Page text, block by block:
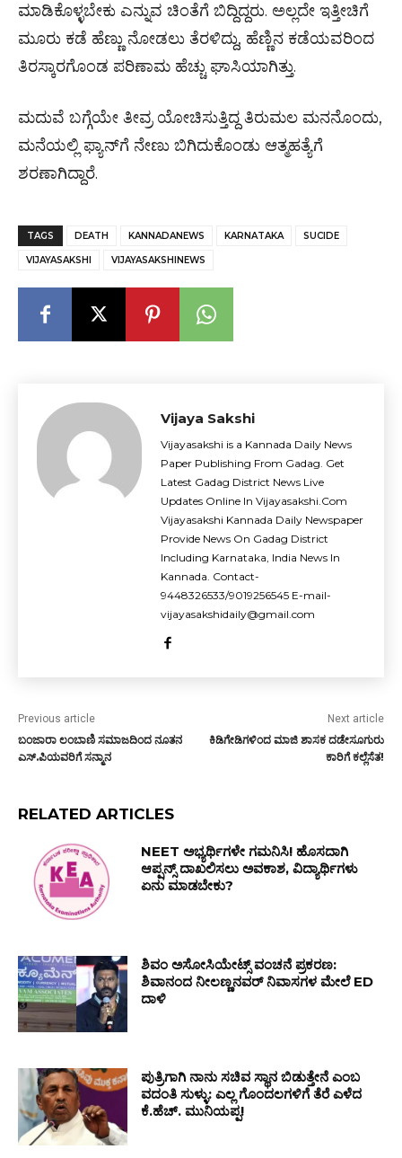
ಮಾಡಿಕೊಳ್ಳಬೇಕು ಎನ್ನುವ ಚಿಂತೆಗೆ ಬಿದ್ದಿದ್ದರು. ಅಲ್ಲದೇ ಇತ್ತೀಚಿಗೆ
ಮೂರು ಕಡೆ ಹೆಣ್ಣು ನೋಡಲು ತೆರಳಿದ್ದು, ಹೆಣ್ಣಿನ ಕಡೆಯವರಿಂದ
ತಿರಸ್ಕಾರಗೊಂಡ ಪರಿಣಾಮ ಹೆಚ್ಚು ಘಾಸಿಯಾಗಿತ್ತು.
ಮದುವೆ ಬಗ್ಗೆಯೇ ತೀವ್ರ ಯೋಚಿಸುತ್ತಿದ್ದ ತಿರುಮಲ ಮನನೊಂದು,
ಮನೆಯಲ್ಲಿ ಫ್ಯಾನ್‌ಗೆ ನೇಣು ಬಿಗಿದುಕೊಂಡು ಆತ್ಮಹತ್ಯೆಗೆ
ಶರಣಾಗಿದ್ದಾರೆ.
TAGS DEATH KANNADANEWS KARNATAKA SUCIDE
VIJAYASAKSHI VIJAYASAKSHINEWS
Vijaya Sakshi
Vijayasakshi is a Kannada Daily News
Paper Publishing From Gadag. Get
Latest Gadag District News Live
Updates Online In Vijayasakshi.Com
Vijayasakshi Kannada Daily Newspaper
Provide News On Gadag District
Including Karnataka, India News In
Kannada. Contact-
9448326533/9019256545 E-mail-
vijayasakshidaily@gmail.com
Previous article
ಬಂಜಾರಾ ಲಂಬಾಣಿ ಸಮಾಜದಿಂದ ನೂತನ
ಎಸ್.ಪಿಯವರಿಗೆ ಸನ್ಮಾನ
Next article
ಕಿಡಿಗೇಡಿಗಳಿಂದ ಮಾಜಿ ಶಾಸಕ ದಡೇಸೂಗುರು
ಕಾರಿಗೆ ಕಲ್ಲೆಸೆತ!
RELATED ARTICLES
NEET ಅಭ್ಯರ್ಥಿಗಳೇ ಗಮನಿಸಿ! ಹೊಸದಾಗಿ
ಆಪ್ಷನ್ಸ್ ದಾಖಲಿಸಲು ಅವಕಾಶ, ವಿದ್ಯಾರ್ಥಿಗಳು
ಏನು ಮಾಡಬೇಕು?
ಶಿವಂ ಅಸೋಸಿಯೇಟ್ಸ್ ವಂಚನೆ ಪ್ರಕರಣ:
ಶಿವಾನಂದ ನೀಲಣ್ಣನವರ್ ನಿವಾಸಗಳ ಮೇಲೆ ED
ದಾಳಿ
ಪುತ್ರಿಗಾಗಿ ನಾನು ಸಚಿವ ಸ್ಥಾನ ಬಿಡುತ್ತೇನೆ ಎಂಬ
ವದಂತಿ ಸುಳ್ಳು: ಎಲ್ಲ ಗೊಂದಲಗಳಿಗೆ ತೆರೆ ಎಳೆದ
ಕೆ.ಹೆಚ್. ಮುನಿಯಪ್ಪ!